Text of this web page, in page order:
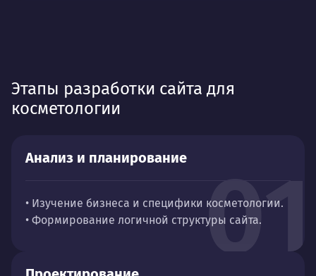
Этапы разработки сайта для
косметологии
01
Анализ и планирование
• Изучение бизнеса и специфики косметологии.
• Формирование логичной структуры сайта.